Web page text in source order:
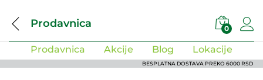
Prodavnica 0
Prodavnica Akcije Blog Lokacije
BESPLATNA DOSTAVA PREKO 6000 RSD